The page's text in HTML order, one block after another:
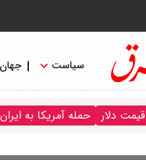
سیاست جهان
قیمت دلار حمله آمریکا به ایران